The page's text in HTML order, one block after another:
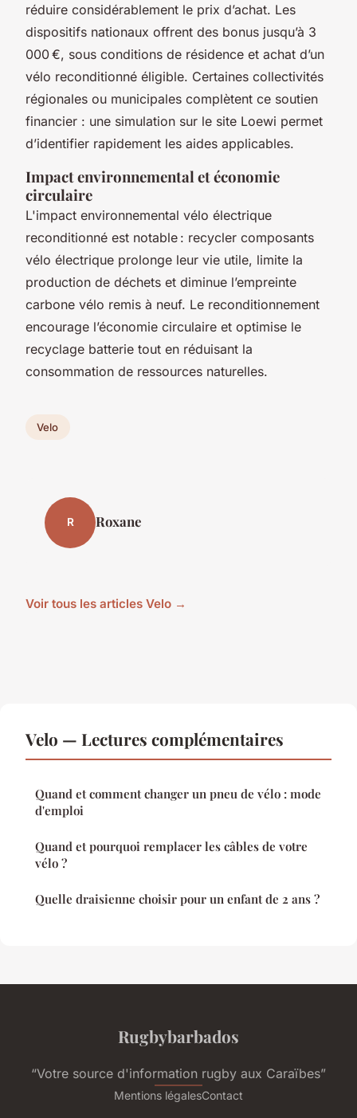
réduire considérablement le prix d’achat. Les
dispositifs nationaux offrent des bonus jusqu’à 3
000 €, sous conditions de résidence et achat d’un
vélo reconditionné éligible. Certaines collectivités
régionales ou municipales complètent ce soutien
financier : une simulation sur le site Loewi permet
d’identifier rapidement les aides applicables.
Impact environnemental et économie
circulaire
L'impact environnemental vélo électrique
reconditionné est notable : recycler composants
vélo électrique prolonge leur vie utile, limite la
production de déchets et diminue l’empreinte
carbone vélo remis à neuf. Le reconditionnement
encourage l’économie circulaire et optimise le
recyclage batterie tout en réduisant la
consommation de ressources naturelles.
Velo
R Roxane
Voir tous les articles Velo →
Velo — Lectures complémentaires
Quand et comment changer un pneu de vélo : mode
d'emploi
Quand et pourquoi remplacer les câbles de votre
vélo ?
Quelle draisienne choisir pour un enfant de 2 ans ?
Rugbybarbados
“Votre source d'information rugby aux Caraïbes”
Mentions légalesContact